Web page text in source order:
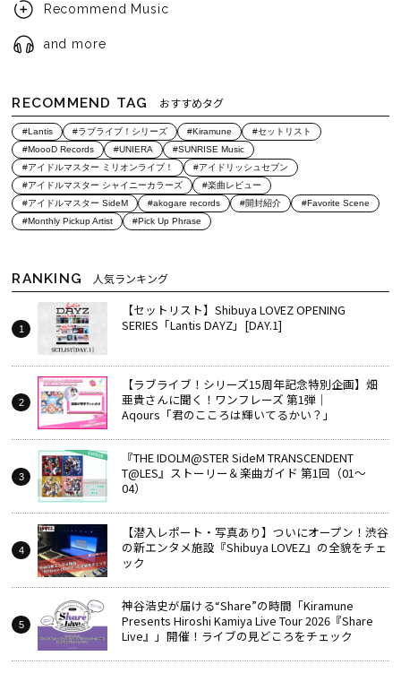
Recommend Music
and more
RECOMMEND TAG おすすめタグ
#Lantis #ラブライブ！シリーズ #Kiramune
#セットリスト
#MoooD Records
#UNIERA
#SUNRISE Music
#アイドルマスター ミリオンライブ！
#アイドリッシュセブン
#アイドルマスター シャイニーカラーズ
#楽曲レビュー
#アイドルマスター SideM
#akogare records #開封紹介
#Favorite Scene
#Monthly Pickup Artist
#Pick Up Phrase
RANKING 人気ランキング
【セットリスト】Shibuya LOVEZ OPENING
SERIES「Lantis DAYZ」[DAY.1]
【ラブライブ！シリーズ15周年記念特別企画】畑
亜貴さんに聞く！ワンフレーズ 第1弾｜
Aqours「君のこころは輝いてるかい？」
『THE IDOLM@STER SideM TRANSCENDENT
T@LES』ストーリー＆楽曲ガイド 第1回（01～
04）
【潜入レポート・写真あり】ついにオープン！渋谷
の新エンタメ施設『Shibuya LOVEZ』の全貌をチェ
ック
神谷浩史が届ける“Share”の時間――「Kiramune
Presents Hiroshi Kamiya Live Tour 2026『Share
Live』」開催！ライブの見どころをチェック